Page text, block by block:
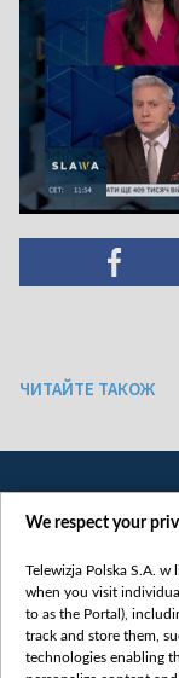
ЧИТАЙТЕ ТАКОЖ
We respect your
Telewizja Polska S.A.
when you visit
to as the Portal),
track and store them,
technologies enabling